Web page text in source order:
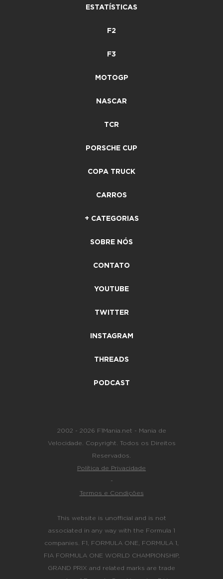
ESTATÍSTICAS
F2
F3
MOTOGP
NASCAR
TCR
PORSCHE CUP
COPA TRUCK
CARROS
+ CATEGORIAS
SOBRE NÓS
CONTATO
YOUTUBE
TWITTER
INSTAGRAM
THREADS
PODCAST
2002 - 2026 F1Mania.net - Mania de
Velocidade. Copyright. Todos os Direitos
Reservados.
Política de Privacidade
-
Termos e Condições
This website is unofficial and is not
associated in any way with the Formula 1
companies. F1, FORMULA ONE, FORMULA 1,
FIA FORMULA ONE WORLD CHAMPIONSHIP,
GRAND PRIX and related marks are trade